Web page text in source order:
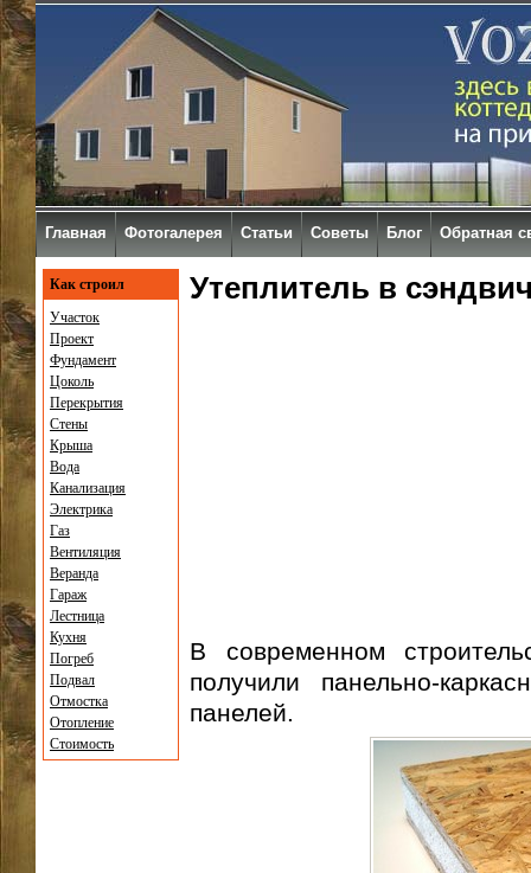
Утеплитель в
В современном
получили панельно-
панелей.
Как строил
Участок
Проект
Фундамент
Цоколь
Перекрытия
Стены
Крыша
Вода
Канализация
Электрика
Газ
Вентиляция
Веранда
Гараж
Лестница
Кухня
Погреб
Подвал
Отмостка
Отопление
Стоимость
Главная Фотогалерея Статьи Советы Блог Обратная